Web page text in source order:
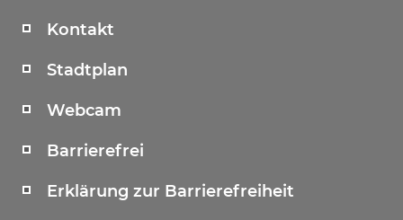
Kontakt
Stadtplan
Webcam
Barrierefrei
Erklärung zur Barrierefreiheit